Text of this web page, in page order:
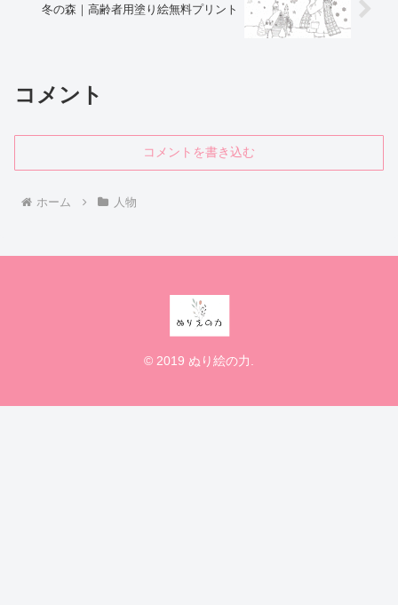
冬の森｜高齢者用塗り絵無料プリント
コメント
コメントを書き込む
ホーム 人物
© 2019 ぬり絵の力.